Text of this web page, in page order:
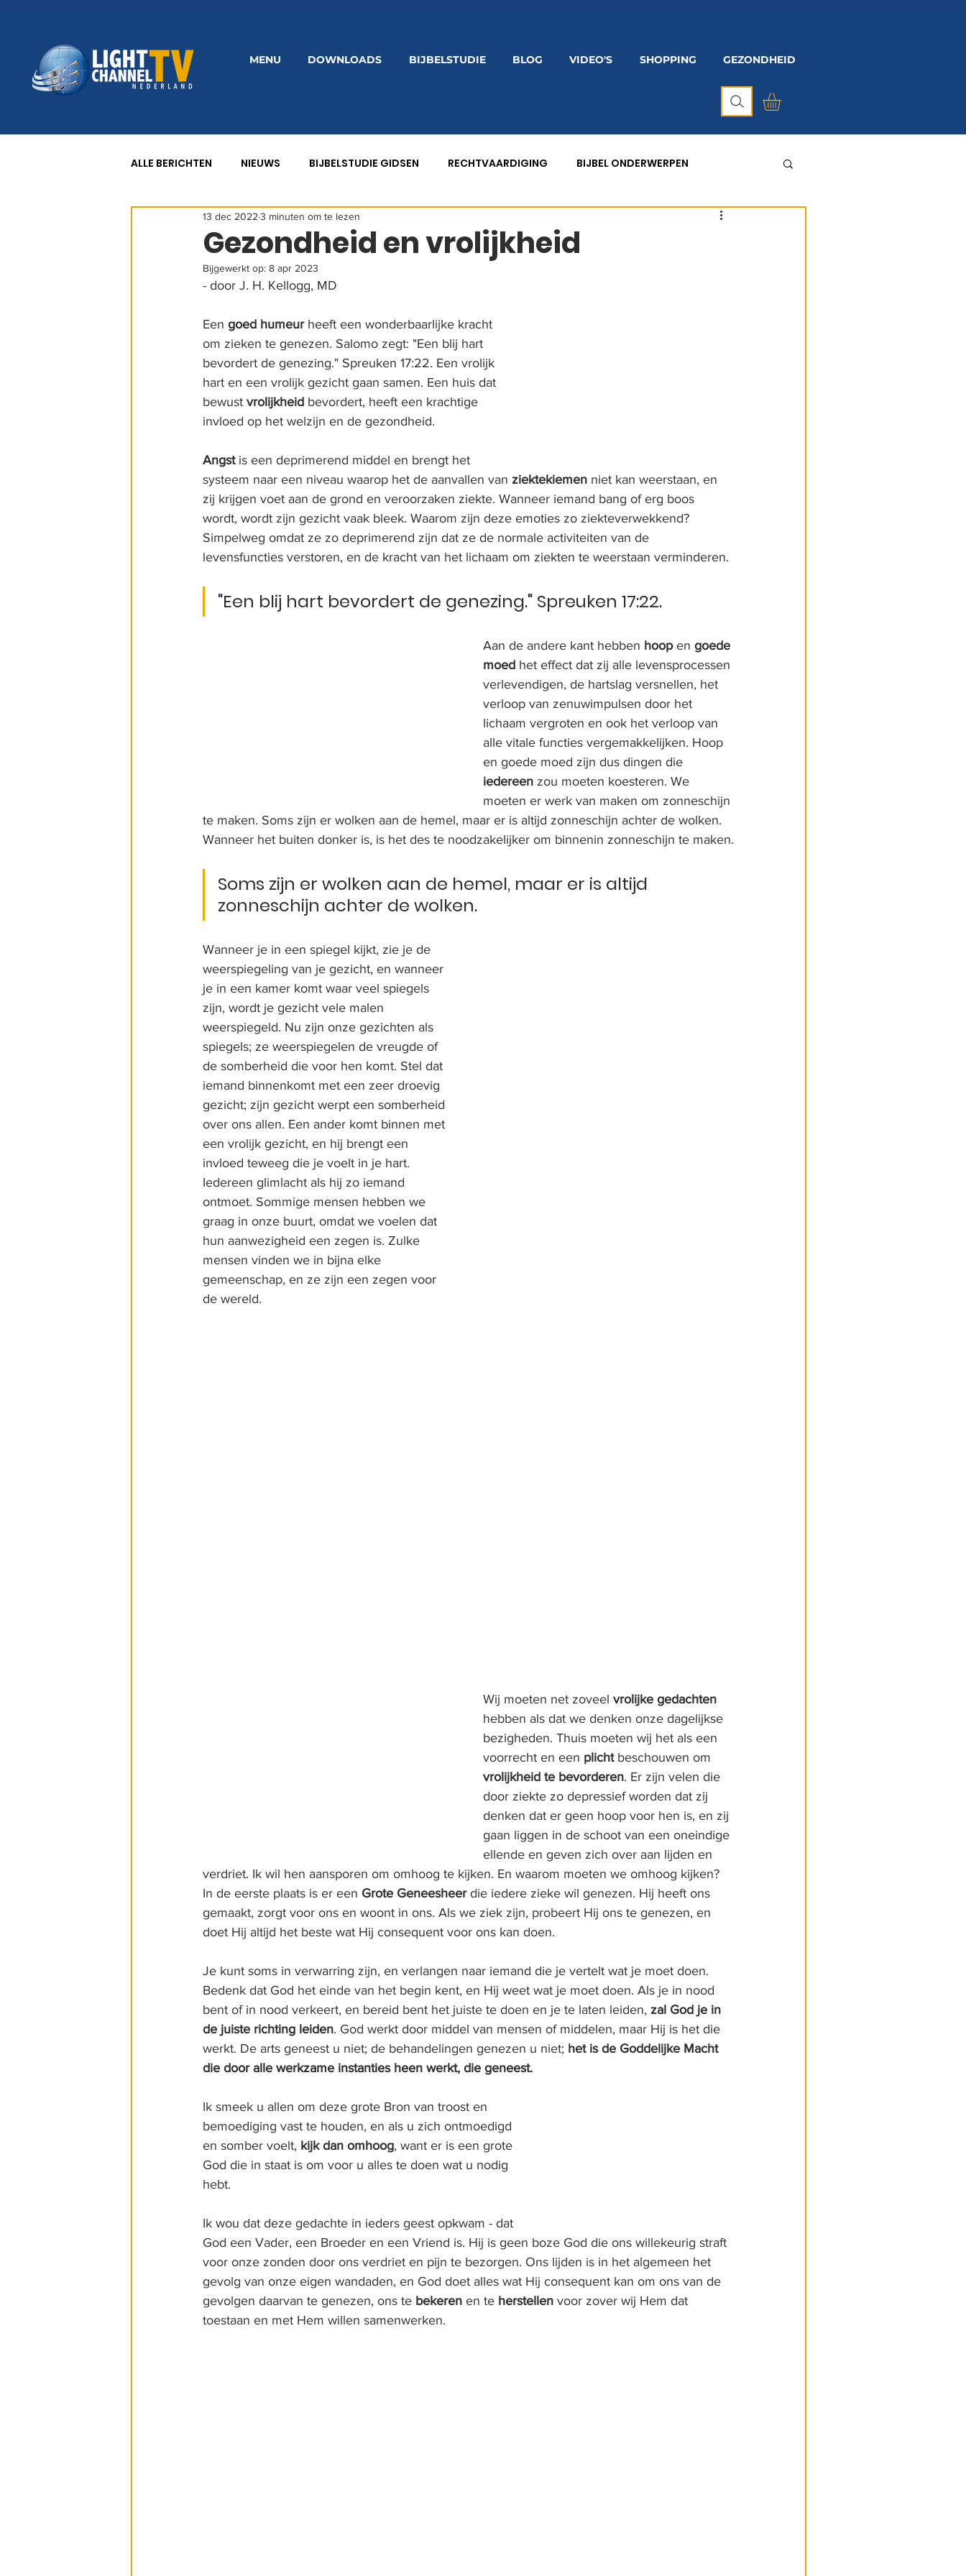
MENU DOWNLOADS BIJBELSTUDIE BLOG VIDEO'S SHOPPING GEZONDHEID
ALLE BERICHTEN NIEUWS BIJBELSTUDIE GIDSEN RECHTVAARDIGING BIJBEL ONDERWERPEN
8 GEZONDHEIDSWETTEN GEZONDHEID
Gezondheid en vrolijkheid
13 dec 2022 3 minuten om te lezen
Bijgewerkt op: 8 apr 2023
- door J. H. Kellogg, MD
Een goed humeur heeft een wonderbaarlijke kracht
om zieken te genezen. Salomo zegt: "Een blij hart
bevordert de genezing." Spreuken 17:22. Een vrolijk
hart en een vrolijk gezicht gaan samen. Een huis dat
bewust vrolijkheid bevordert, heeft een krachtige
invloed op het welzijn en de gezondheid.
Angst is een deprimerend middel en brengt het
systeem naar een niveau waarop het de aanvallen van ziektekiemen niet kan weerstaan, en
zij krijgen voet aan de grond en veroorzaken ziekte. Wanneer iemand bang of erg boos
wordt, wordt zijn gezicht vaak bleek. Waarom zijn deze emoties zo ziekteverwekkend?
Simpelweg omdat ze zo deprimerend zijn dat ze de normale activiteiten van de
levensfuncties verstoren, en de kracht van het lichaam om ziekten te weerstaan verminderen.
"Een blij hart bevordert de genezing." Spreuken 17:22.
Aan de andere kant hebben hoop en goede
moed het effect dat zij alle levensprocessen
verlevendigen, de hartslag versnellen, het
verloop van zenuwimpulsen door het
lichaam vergroten en ook het verloop van
alle vitale functies vergemakkelijken. Hoop
en goede moed zijn dus dingen die
iedereen zou moeten koesteren. We
moeten er werk van maken om zonneschijn
te maken. Soms zijn er wolken aan de hemel, maar er is altijd zonneschijn achter de wolken.
Wanneer het buiten donker is, is het des te noodzakelijker om binnenin zonneschijn te maken.
Soms zijn er wolken aan de hemel, maar er is altijd
zonneschijn achter de wolken.
Wanneer je in een spiegel kijkt, zie je de
weerspiegeling van je gezicht, en wanneer
je in een kamer komt waar veel spiegels
zijn, wordt je gezicht vele malen
weerspiegeld. Nu zijn onze gezichten als
spiegels; ze weerspiegelen de vreugde of
de somberheid die voor hen komt. Stel dat
iemand binnenkomt met een zeer droevig
gezicht; zijn gezicht werpt een somberheid
over ons allen. Een ander komt binnen met
een vrolijk gezicht, en hij brengt een
invloed teweeg die je voelt in je hart.
Iedereen glimlacht als hij zo iemand
ontmoet. Sommige mensen hebben we
graag in onze buurt, omdat we voelen dat
hun aanwezigheid een zegen is. Zulke
mensen vinden we in bijna elke
gemeenschap, en ze zijn een zegen voor
de wereld.
Wij moeten net zoveel vrolijke gedachten
hebben als dat we denken onze dagelijkse
bezigheden. Thuis moeten wij het als een
voorrecht en een plicht beschouwen om
vrolijkheid te bevorderen. Er zijn velen die
door ziekte zo depressief worden dat zij
denken dat er geen hoop voor hen is, en zij
gaan liggen in de schoot van een oneindige
ellende en geven zich over aan lijden en
verdriet. Ik wil hen aansporen om omhoog te kijken. En waarom moeten we omhoog kijken?
In de eerste plaats is er een Grote Geneesheer die iedere zieke wil genezen. Hij heeft ons
gemaakt, zorgt voor ons en woont in ons. Als we ziek zijn, probeert Hij ons te genezen, en
doet Hij altijd het beste wat Hij consequent voor ons kan doen.
Je kunt soms in verwarring zijn, en verlangen naar iemand die je vertelt wat je moet doen.
Bedenk dat God het einde van het begin kent, en Hij weet wat je moet doen. Als je in nood
bent of in nood verkeert, en bereid bent het juiste te doen en je te laten leiden, zal God je in
de juiste richting leiden. God werkt door middel van mensen of middelen, maar Hij is het die
werkt. De arts geneest u niet; de behandelingen genezen u niet; het is de Goddelijke Macht
die door alle werkzame instanties heen werkt, die geneest.
Ik smeek u allen om deze grote Bron van troost en
bemoediging vast te houden, en als u zich ontmoedigd
en somber voelt, kijk dan omhoog, want er is een grote
God die in staat is om voor u alles te doen wat u nodig
hebt.
Ik wou dat deze gedachte in ieders geest opkwam - dat
God een Vader, een Broeder en een Vriend is. Hij is geen boze God die ons willekeurig straft
voor onze zonden door ons verdriet en pijn te bezorgen. Ons lijden is in het algemeen het
gevolg van onze eigen wandaden, en God doet alles wat Hij consequent kan om ons van de
gevolgen daarvan te genezen, ons te bekeren en te herstellen voor zover wij Hem dat
toestaan en met Hem willen samenwerken.